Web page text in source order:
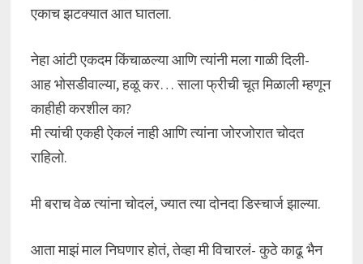
एकाच झटक्यात आत घातला.
नेहा आंटी एकदम किंचाळल्या आणि त्यांनी मला गाळी दिली-
आह भोसडीवाल्या, हळू कर… साला फ्रीची चूत मिळाली म्हणून
काहीही करशील का?
मी त्यांची एकही ऐकलं नाही आणि त्यांना जोरजोरात चोदत
राहिलो.
मी बराच वेळ त्यांना चोदलं, ज्यात त्या दोनदा डिस्चार्ज झाल्या.
आता माझं माल निघणार होतं, तेव्हा मी विचारलं- कुठे काढू भैन